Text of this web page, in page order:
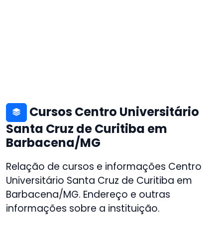
Cursos Centro Universitário
Santa Cruz de Curitiba em
Barbacena/MG
Relação de cursos e informações Centro
Universitário Santa Cruz de Curitiba em
Barbacena/MG. Endereço e outras
informações sobre a instituição.